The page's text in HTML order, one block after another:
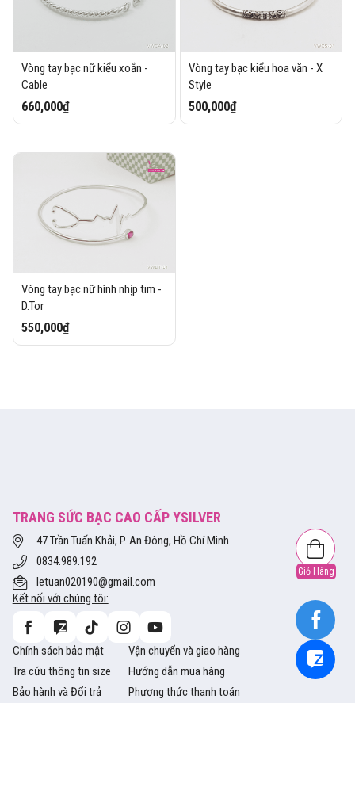
Giỏ Hàng
Vòng tay bạc nữ kiểu xoắn -
Cable
660,000₫
Vòng tay bạc kiểu hoa văn - X
Style
500,000₫
Vòng tay bạc nữ hình nhịp tim -
D.Tor
550,000₫
TRANG SỨC BẠC CAO CẤP YSILVER
47 Trần Tuấn Khải, P. An Đông, Hồ Chí Minh
0834.989.192
letuan020190@gmail.com
Kết nối với chúng tôi:
Chính sách bảo mật
Vận chuyển và giao hàng
Tra cứu thông tin size
Hướng dẫn mua hàng
Bảo hành và Đổi trả
Phương thức thanh toán